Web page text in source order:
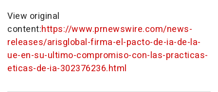
View original
content:https://www.prnewswire.com/news-
releases/arisglobal-firma-el-pacto-de-ia-de-la-
ue-en-su-ultimo-compromiso-con-las-practicas-
eticas-de-ia-302376236.html